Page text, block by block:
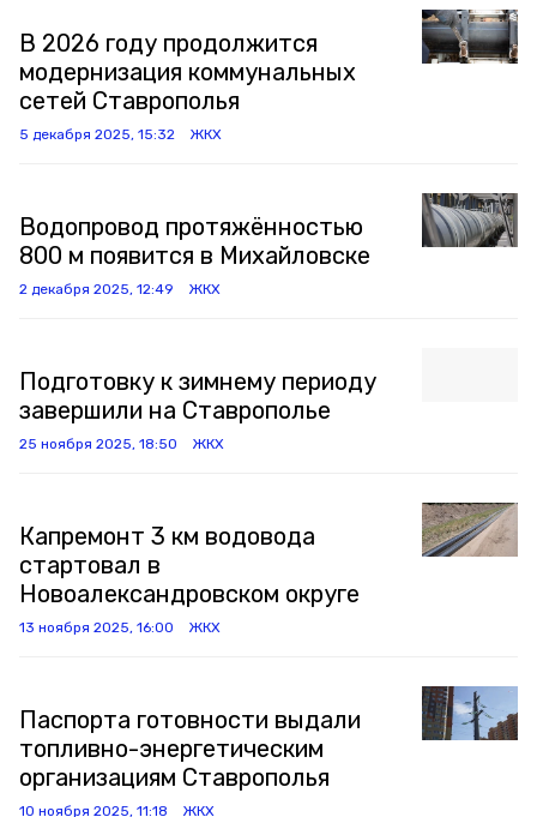
В 2026 году продолжится
модернизация коммунальных
сетей Ставрополья
5 декабря 2025, 15:32 ЖКХ
Водопровод протяжённостью
800 м появится в Михайловске
2 декабря 2025, 12:49 ЖКХ
Подготовку к зимнему периоду
завершили на Ставрополье
25 ноября 2025, 18:50 ЖКХ
Капремонт 3 км водовода
стартовал в
Новоалександровском округе
13 ноября 2025, 16:00 ЖКХ
Паспорта готовности выдали
топливно-энергетическим
организациям Ставрополья
10 ноября 2025, 11:18 ЖКХ